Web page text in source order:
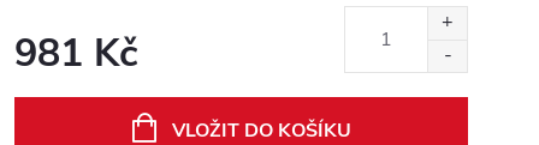
981 Kč
VLOŽIT DO KOŠÍKU